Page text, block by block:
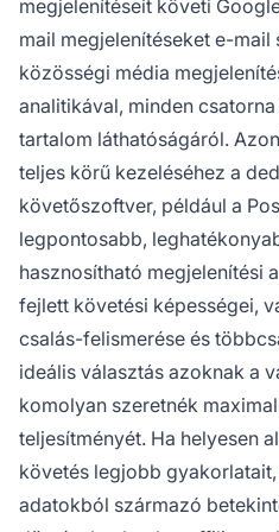
megjelenítéseit követi
mail megjelenítéseket e-
közösségi média
analitikával, minden
tartalom láthatóságáról.
teljes körű kezeléséhez a
követőszoftver, például a
legpontosabb,
hasznosítható megjelenítési
fejlett követési képességei,
csalás-felismerése és
ideális választás azoknak a
komolyan szeretnék
teljesítményét. Ha helyesen
követés legjobb
adatokból származó